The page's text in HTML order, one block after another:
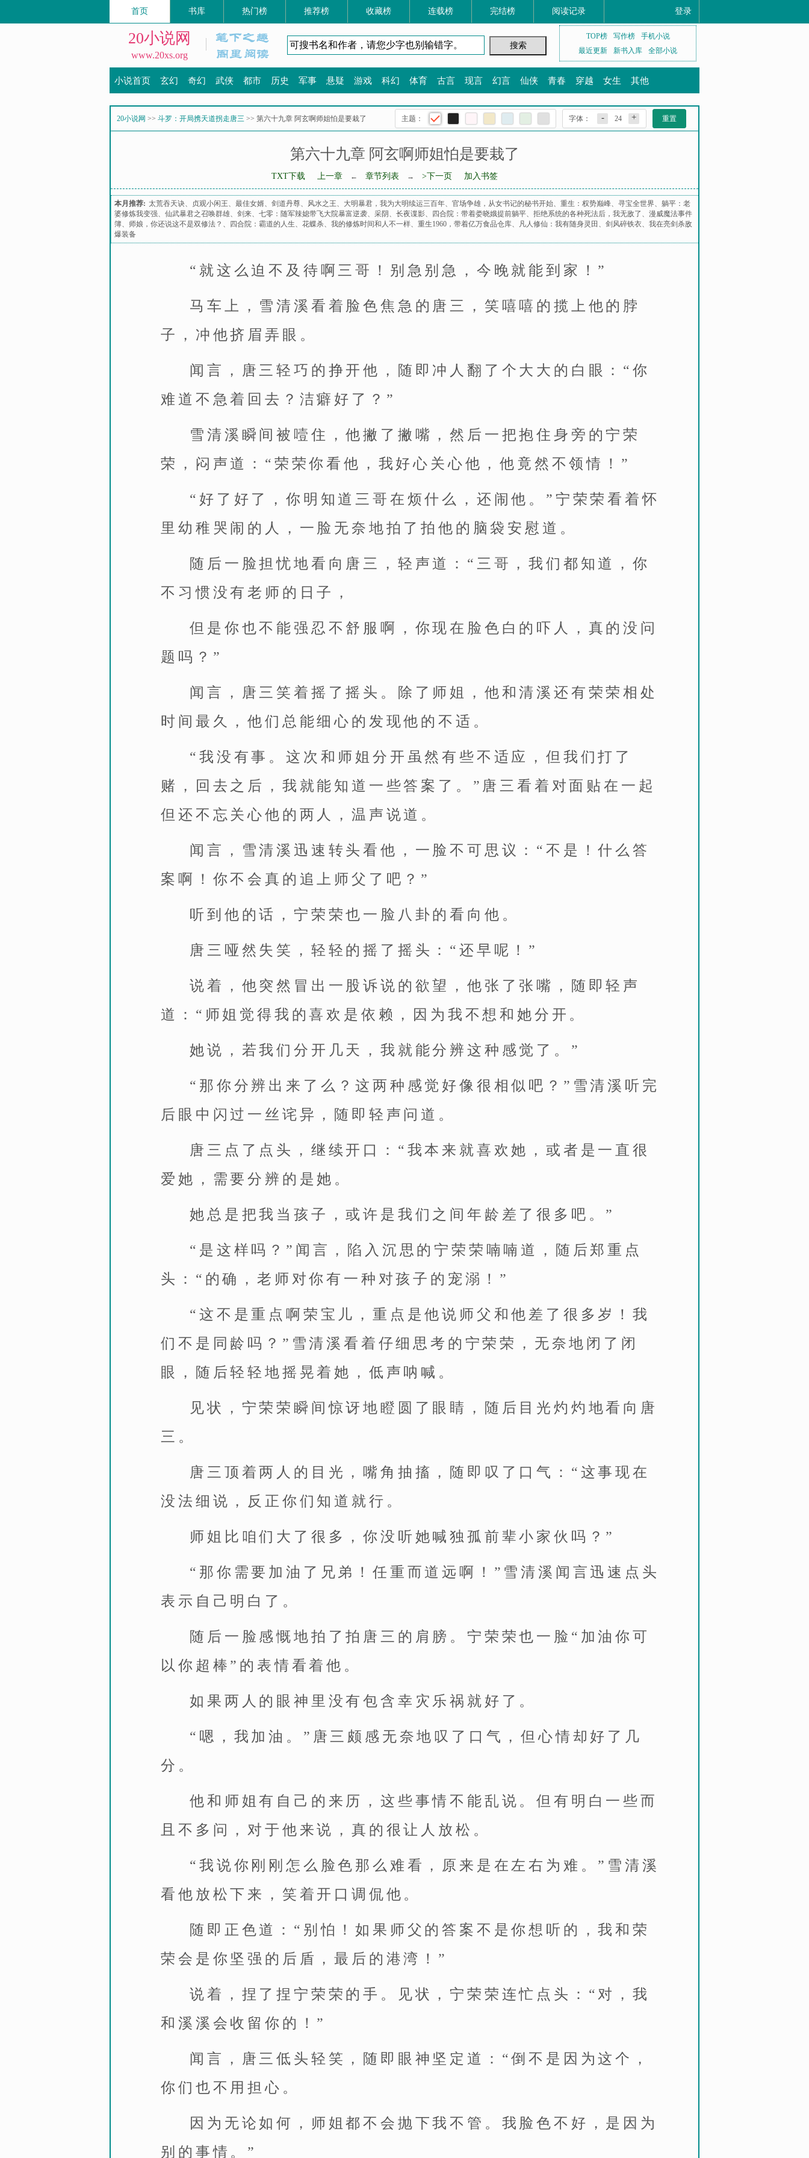
首页 书库 热门榜 推荐榜 收藏榜 连载榜 完结榜 阅读记录 登录
20小说网
www.20xs.org
TOP榜 写作榜
手机小说
最近更新
新书入库 全部小说
小说首页 玄幻 奇幻 武侠 都市 历史 军事 悬疑 游戏 科幻 体育 古言 现言 幻言 仙侠 青春 穿越 女生 其他
20小说网 >> 斗罗：开局携天道拐走唐三 >> 第六十九章 阿玄啊师姐怕是要栽了 主题： 字体： - 24 + 重置
第六十九章 阿玄啊师姐怕是要栽了
TXT下载 上一章 ← 章节列表 → >下一页 加入书签
本月推荐: 太荒吞天诀、 贞观小闲王、 最佳女婿、 剑道丹尊、 风水之王、 大明暴君，我为大明续运三百年、 官场争雄，从女书记的秘书开始、 重生：权势巅峰、 寻宝全世界、 躺平：老
婆修炼我变强、 仙武暴君之召唤群雄、 剑来、 七零：随军辣媳带飞大院暴富逆袭、 采阴 、 长夜谍影、 四合院：带着娄晓娥提前躺平、 拒绝系统的各种死法后，我无敌了 、 漫威魔法事件
簿、 师娘，你还说这不是双修法？ 、 四合院：霸道的人生、 花蝶杀、 我的修炼时间和人不一样、 重生1960，带着亿万食品仓库、 凡人修仙：我有随身灵田 、 剑风碎铁衣、 我在亮剑杀敌
爆装备
“就这么迫不及待啊三哥！别急别急，今晚就能到家！”
马车上，雪清溪看着脸色焦急的唐三，笑嘻嘻的揽上他的脖
子，冲他挤眉弄眼。
闻言，唐三轻巧的挣开他，随即冲人翻了个大大的白眼：“你
难道不急着回去？洁癖好了？”
雪清溪瞬间被噎住，他撇了撇嘴，然后一把抱住身旁的宁荣
荣，闷声道：“荣荣你看他，我好心关心他，他竟然不领情！”
“好了好了，你明知道三哥在烦什么，还闹他。”宁荣荣看着怀
里幼稚哭闹的人，一脸无奈地拍了拍他的脑袋安慰道。
随后一脸担忧地看向唐三，轻声道：“三哥，我们都知道，你
不习惯没有老师的日子，
但是你也不能强忍不舒服啊，你现在脸色白的吓人，真的没问
题吗？”
闻言，唐三笑着摇了摇头。除了师姐，他和清溪还有荣荣相处
时间最久，他们总能细心的发现他的不适。
“我没有事。这次和师姐分开虽然有些不适应，但我们打了
赌，回去之后，我就能知道一些答案了。”唐三看着对面贴在一起
但还不忘关心他的两人，温声说道。
闻言，雪清溪迅速转头看他，一脸不可思议：“不是！什么答
案啊！你不会真的追上师父了吧？”
听到他的话，宁荣荣也一脸八卦的看向他。
唐三哑然失笑，轻轻的摇了摇头：“还早呢！”
说着，他突然冒出一股诉说的欲望，他张了张嘴，随即轻声
道：“师姐觉得我的喜欢是依赖，因为我不想和她分开。
她说，若我们分开几天，我就能分辨这种感觉了。”
“那你分辨出来了么？这两种感觉好像很相似吧？”雪清溪听完
后眼中闪过一丝诧异，随即轻声问道。
唐三点了点头，继续开口：“我本来就喜欢她，或者是一直很
爱她，需要分辨的是她。
她总是把我当孩子，或许是我们之间年龄差了很多吧。”
“是这样吗？”闻言，陷入沉思的宁荣荣喃喃道，随后郑重点
头：“的确，老师对你有一种对孩子的宠溺！”
“这不是重点啊荣宝儿，重点是他说师父和他差了很多岁！我
们不是同龄吗？”雪清溪看着仔细思考的宁荣荣，无奈地闭了闭
眼，随后轻轻地摇晃着她，低声呐喊。
见状，宁荣荣瞬间惊讶地瞪圆了眼睛，随后目光灼灼地看向唐
三。
唐三顶着两人的目光，嘴角抽搐，随即叹了口气：“这事现在
没法细说，反正你们知道就行。
师姐比咱们大了很多，你没听她喊独孤前辈小家伙吗？”
“那你需要加油了兄弟！任重而道远啊！”雪清溪闻言迅速点头
表示自己明白了。
随后一脸感慨地拍了拍唐三的肩膀。宁荣荣也一脸“加油你可
以你超棒”的表情看着他。
如果两人的眼神里没有包含幸灾乐祸就好了。
“嗯，我加油。”唐三颇感无奈地叹了口气，但心情却好了几
分。
他和师姐有自己的来历，这些事情不能乱说。但有明白一些而
且不多问，对于他来说，真的很让人放松。
“我说你刚刚怎么脸色那么难看，原来是在左右为难。”雪清溪
看他放松下来，笑着开口调侃他。
随即正色道：“别怕！如果师父的答案不是你想听的，我和荣
荣会是你坚强的后盾，最后的港湾！”
说着，捏了捏宁荣荣的手。见状，宁荣荣连忙点头：“对，我
和溪溪会收留你的！”
闻言，唐三低头轻笑，随即眼神坚定道：“倒不是因为这个，
你们也不用担心。
因为无论如何，师姐都不会抛下我不管。我脸色不好，是因为
别的事情。”